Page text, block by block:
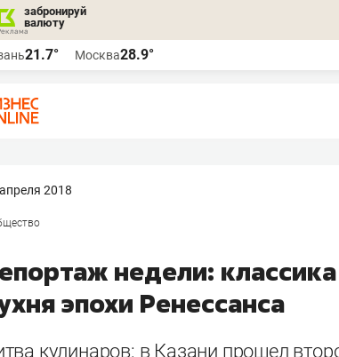
забронируй
валюту
21.7° Москва28.9°
2018
недели:
эпохи Ренессанса
кулинаров: в Казани прошел